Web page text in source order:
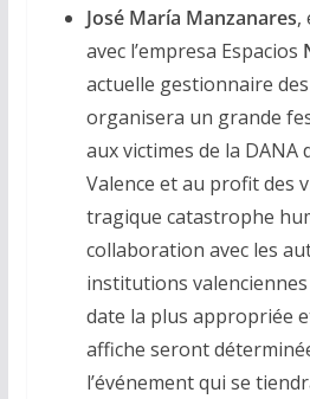
José María Manzanares,
avec l’empresa Espacios
actuelle gestionnaire
organisera un grande
aux victimes de la DANA
Valence et au profit des
tragique catastrophe
collaboration avec les
institutions
date la plus appropriée
affiche seront
l’événement qui se